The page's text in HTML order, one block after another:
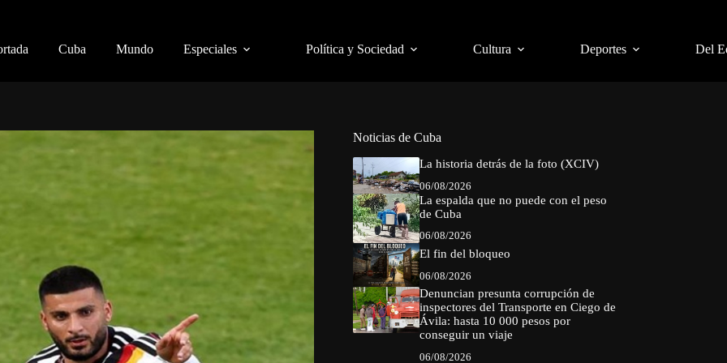
Cuba Mundo Especiales Política y Sociedad Cultura Deportes Del
Noticias de Cuba
La historia detrás de la foto (XCIV)
06/08/2026
La espalda que no puede con el peso
de Cuba
06/08/2026
El fin del bloqueo
06/08/2026
Denuncian presunta corrupción de
inspectores del Transporte en Ciego de
Ávila: hasta 10 000 pesos por
conseguir un viaje
06/08/2026